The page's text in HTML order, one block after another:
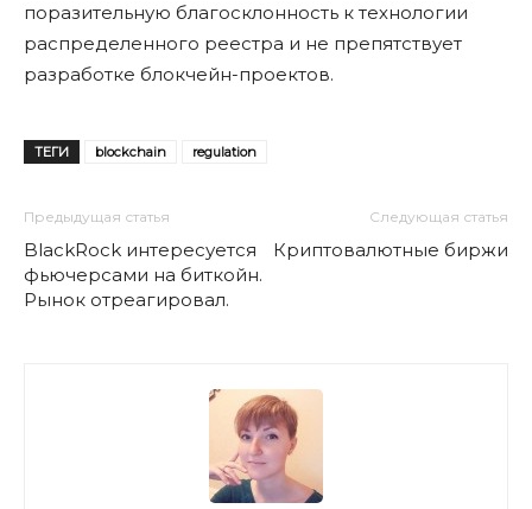
поразительную благосклонность к технологии
распределенного реестра и не препятствует
разработке блокчейн-проектов.
ТЕГИ blockchain regulation
Предыдущая статья
BlackRock интересуется
фьючерсами на биткойн.
Рынок отреагировал.
Следующая статья
Криптовалютные биржи